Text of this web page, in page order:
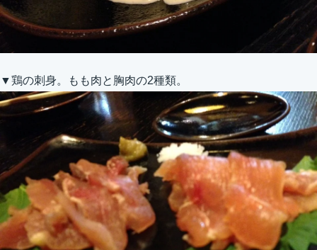
▼鶏の刺身。もも肉と胸肉の2種類。